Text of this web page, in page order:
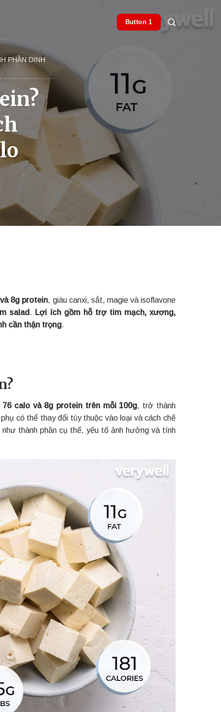
Button 1
PHẦN DINH
8g protein, giàu canxi, sắt, magie và isoflavone
salad. Lợi ích gồm hỗ trợ tim mạch, xương,
cần thận trọng.
calo và 8g protein trên mỗi 100g, trở thành
có thể thay đổi tùy thuộc vào loại và cách chế
thành phần cụ thể, yếu tố ảnh hưởng và tính